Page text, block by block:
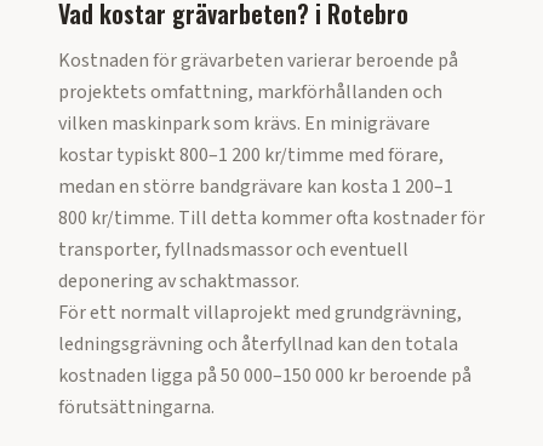
Vad kostar grävarbeten? i Rotebro
Kostnaden för grävarbeten varierar beroende på
projektets omfattning, markförhållanden och
vilken maskinpark som krävs. En minigrävare
kostar typiskt 800–1 200 kr/timme med förare,
medan en större bandgrävare kan kosta 1 200–1
800 kr/timme. Till detta kommer ofta kostnader för
transporter, fyllnadsmassor och eventuell
deponering av schaktmassor.
För ett normalt villaprojekt med grundgrävning,
ledningsgrävning och återfyllnad kan den totala
kostnaden ligga på 50 000–150 000 kr beroende på
förutsättningarna.